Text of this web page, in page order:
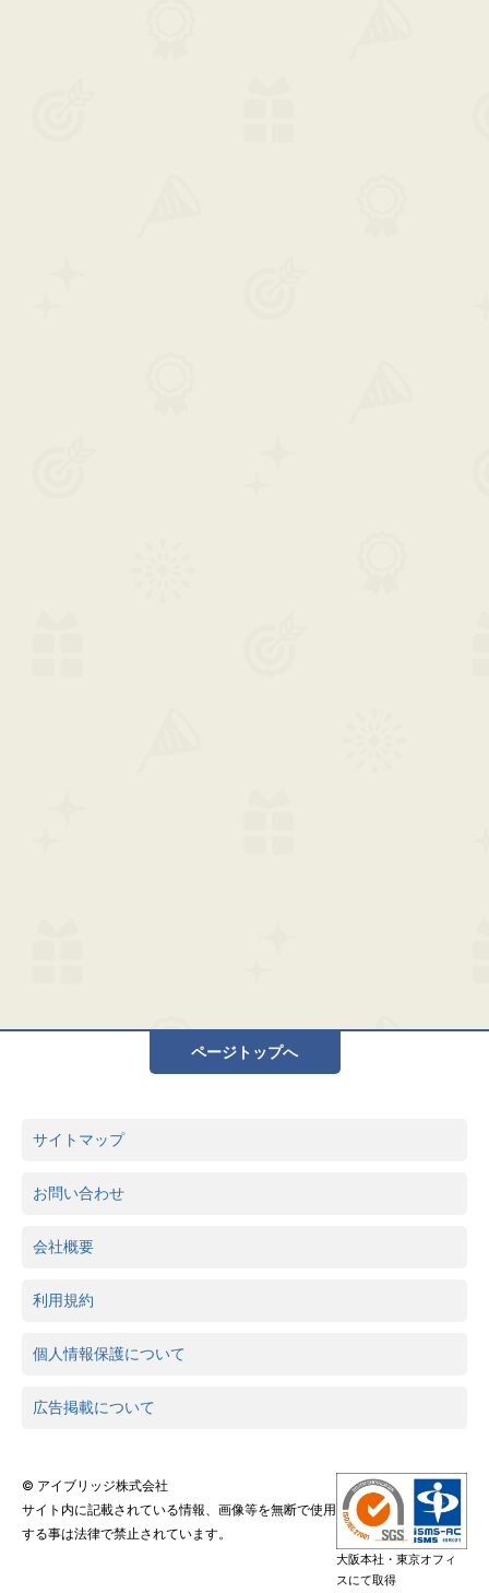
ページトップへ
サイトマップ
お問い合わせ
会社概要
利用規約
個人情報保護について
広告掲載について
© アイブリッジ株式会社
サイト内に記載されている情報、画像等を無断で使用
する事は法律で禁止されています。
大阪本社・東京オフィ
スにて取得